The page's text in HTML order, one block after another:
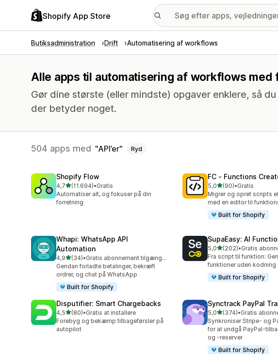
Shopify App Store
Butiksadministration Drift Automatisering af workflows
Alle apps til automatisering af workflows med
Gør dine største (eller mindste) opgaver enklere, så
der betyder noget.
504 apps med API’er Ryd
Shopify Flow
4,7ud af 5 stjerner
(11.694)
11694 anmeldelser i alt
•Gratis
Automatiser alt, og fokuser på din
forretning
FC ‑ Functions
5,0ud af 5 stjerner
(90)
90 anmeldelser i alt
•Gratis
Migrer og opret scripts
med en editor til
Built for Shopify
Whapi: WhatsApp API
Automation
4,9ud af 5 stjerner
(34)
34 anmeldelser i alt
•
Gratis abonnement tilgængeligt
Gendan forladte betalinger, bekræft
ordrer, og chat på WhatsApp
Built for Shopify
SupaEasy: AI
5,0ud af 5 stjerner
(202)
202 anmeldelser i alt
•
Fra script til funktion:
funktioner uden kodning
Built for Shopify
Disputifier: Smart Chargebacks
4,5ud af 5 stjerner
(80)
80 anmeldelser i alt
•Gratis at installere
Forebyg og bekæmp tilbageførsler på
autopilot
Synctrack PayPal
5,0ud af 5 stjerner
(374)
374 anmeldelser i alt
•
Synkroniser Stripe- og
for at undgå PayPal-
og -reserver
Built for Shopify